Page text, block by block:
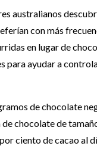
australianos
con más
en lugar de
para ayudar a
de chocolate
de chocolate de
ciento de cacao al